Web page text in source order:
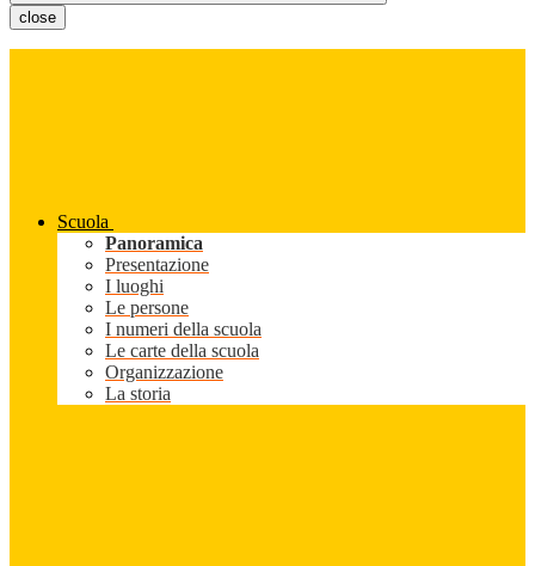
close
Scuola
Panoramica
Presentazione
I luoghi
Le persone
I numeri della scuola
Le carte della scuola
Organizzazione
La storia